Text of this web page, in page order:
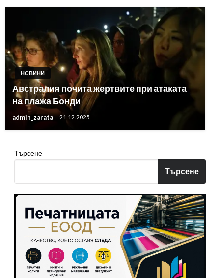
НОВИНИ
Австралия почита жертвите при атаката
на плажа Бонди
admin_zarata 21.12.2025
Търсене
Търсене